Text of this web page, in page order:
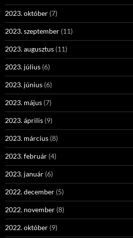
2023. október (7)
2023. szeptember (11)
2023. augusztus (11)
2023. július (6)
2023. június (6)
2023. május (7)
2023. április (9)
2023. március (8)
2023. február (4)
2023. január (6)
2022. december (5)
2022. november (8)
2022. október (9)